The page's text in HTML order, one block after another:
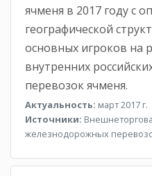
ячменя в 2017 году с
географической
основных игроков на
внутренних
перевозок ячменя.
Актуальность: март 2017 г.
Источники:
железнодорожных